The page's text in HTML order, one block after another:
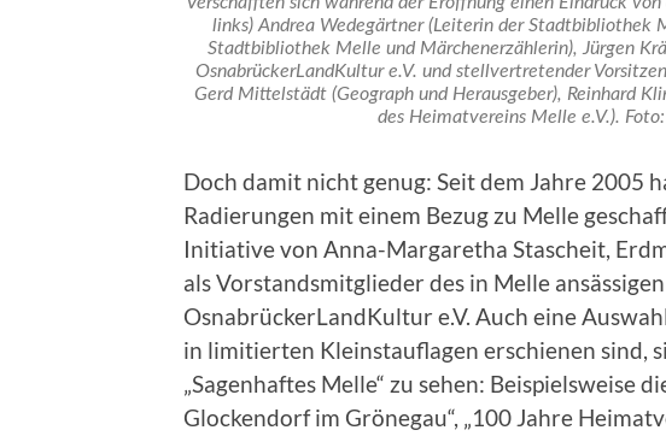
links) Andrea Wedegärtner (Leiterin der
Stadtbibliothek Melle und Märchenerzählerin), Jürgen
OsnabrückerLandKultur e.V. und stellvertretender
Gerd Mittelstädt (Geograph und Herausgeber), Reinhard
des Heimatvereins Melle e.V.).
Doch damit nicht genug: Seit dem Jahre 2005
Radierungen mit einem Bezug zu Melle
Initiative von Anna-Margaretha Stascheit,
als Vorstandsmitglieder des in Melle
OsnabrückerLandKultur e.V. Auch eine
in limitierten Kleinstauflagen erschienen sind,
„Sagenhaftes Melle“ zu sehen: Beispielsweise
Glockendorf im Grönegau“, „100 Jahre